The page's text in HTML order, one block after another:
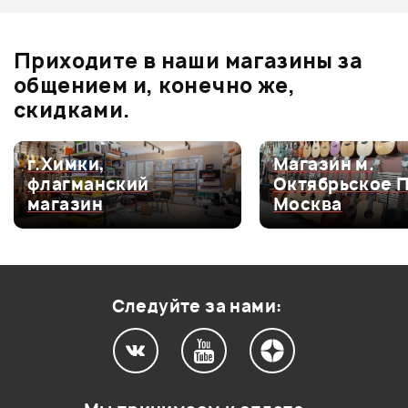
4.0
Оценка5
0
Оценка4
100%
Оценка3
0
0
Приходите в наши магазины за
общением и, конечно же,
скидками.
г.Химки,
флагманский
магазин
Магазин м.
Октябрьское
Москва
Следуйте за нами: